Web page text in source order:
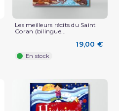
Les meilleurs récits du Saint
Coran (bilingue...
19,00 €
En stock